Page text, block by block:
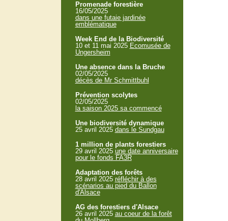
Promenade forestière
16/05/2025
dans une futaie jardinée
emblématique
Week End de la Biodiversité
10 et 11 mai 2025 Ecomusée de
Ungersheim
Une absence dans la Bruche
02/05/2025
décès de Mr Schmittbuhl
Prévention scolytes
02/05/2025
la saison 2025 sa commencé
Une biodiversité dynamique
25 avril 2025 dans le Sundgau
1 million de plants forestiers
29 avril 2025 une date anniversaire
pour le fonds FA3R
Adaptation des forêts
28 avril 2025 réfléchir à des
scénarios au pied du Ballon
d'Alsace
AG des forestiers d'Alsace
26 avril 2025 au coeur de la forêt